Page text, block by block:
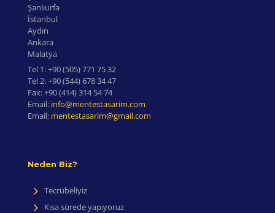
Şanlıurfa
İstanbul
Aydın
Ankara
Malatya
Tel 1:+90 (505) 771 75 32
Tel 2:+90 (544) 678 34 47
Fax:+90 (414) 314 54 74
Email: info@mentestasarim.com
Email: mentestasarim@gmail.com
Neden Biz?
Tecrübeliyiz
Kısa sürede yapıyoruz